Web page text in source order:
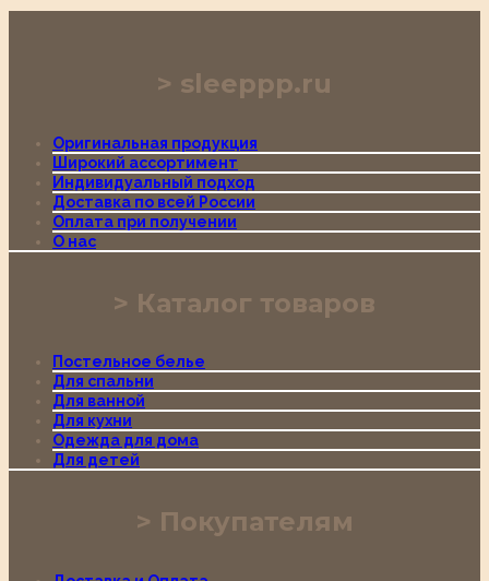
sleeppp.ru
Оригинальная продукция
Широкий ассортимент
Индивидуальный подход
Доставка по всей России
Оплата при получении
О нас
Каталог товаров
Постельное белье
Для спальни
Для ванной
Для кухни
Одежда для дома
Для детей
Покупателям